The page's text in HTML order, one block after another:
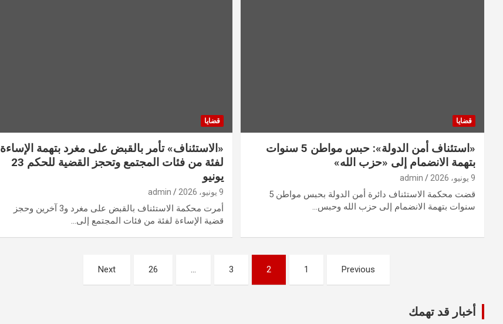
قضايا
«استئناف أمن الدولة»: حبس مواطن 5 سنوات
بتهمة الانضمام إلى «حزب الله»
9 يونيو، 2026 admin
قضت محكمة الاستئناف دائرة أمن الدولة بحبس مواطن 5
سنوات بتهمة الانضمام إلى حزب الله وحبس…
قضايا
«الاستئناف» تأمر بالقبض على مغرد بتهمة الإساءة
لفئة من فئات المجتمع وتحجز القضية للحكم 23
يونيو
9 يونيو، 2026 admin
أمرت محكمة الاستئناف بالقبض على مغرد و3 آخرين وحجز
قضية الإساءة لفئة من فئات المجتمع إلى…
Previous
1
2
3
…
26
Next
أخبار قد تهمك